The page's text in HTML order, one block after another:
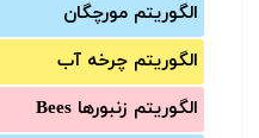
الگوریتم مورچگان
الگوریتم چرخه آب
الگوریتم زنبورها Bees